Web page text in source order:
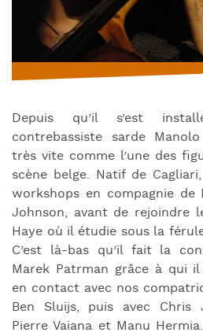
Depuis qu’il s’est
contrebassiste sarde
très vite comme l’une des
scène belge. Natif de
workshops en compagnie de
Johnson, avant de rejoindre
Haye où il étudie sous la
C’est là-bas qu’il fait la
Marek Patrman grâce à qui
en contact avec nos
Ben Sluijs, puis avec Chris
Pierre Vaiana et Manu